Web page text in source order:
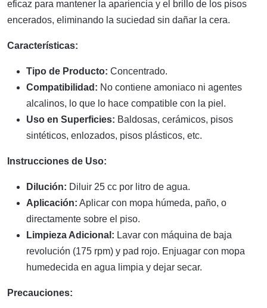
eficaz para mantener la apariencia y el brillo de los pisos
encerados, eliminando la suciedad sin dañar la cera.
Características:
Tipo de Producto: Concentrado.
Compatibilidad: No contiene amoniaco ni agentes
alcalinos, lo que lo hace compatible con la piel.
Uso en Superficies: Baldosas, cerámicos, pisos
sintéticos, enlozados, pisos plásticos, etc.
Instrucciones de Uso:
Dilución: Diluir 25 cc por litro de agua.
Aplicación: Aplicar con mopa húmeda, paño, o
directamente sobre el piso.
Limpieza Adicional: Lavar con máquina de baja
revolución (175 rpm) y pad rojo. Enjuagar con mopa
humedecida en agua limpia y dejar secar.
Precauciones: